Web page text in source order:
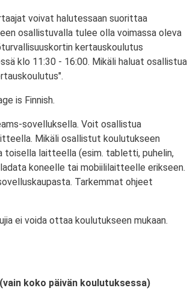
voivat halutessaan suorittaa
osallistuvalla tulee olla voimassa oleva
kertauskoulutus
klo 11:30 - 16:00. Mikäli haluat osallistua
is Finnish.
sovelluksella. Voit osallistua
Mikäli osallistut koulutukseen
laitteella (esim. tabletti, puhelin,
koneelle tai mobiililaitteelle erikseen.
Tarkemmat ohjeet
ei voida ottaa koulutukseen mukaan.
koko päivän koulutuksessa)